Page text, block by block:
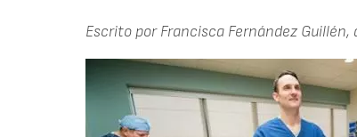
Escrito por Francisca Fernández Guillén,